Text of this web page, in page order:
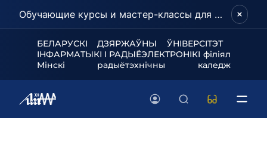
Обучающие курсы и мастер-классы для школьников и абитуриентов!
БЕЛАРУСКІ ДЗЯРЖАЎНЫ ЎНІВЕРСІТЭТ
ІНФАРМАТЫКІ І РАДЫЁЭЛЕКТРОНІКІ філіял
Мінскі радыётэхнічны каледж